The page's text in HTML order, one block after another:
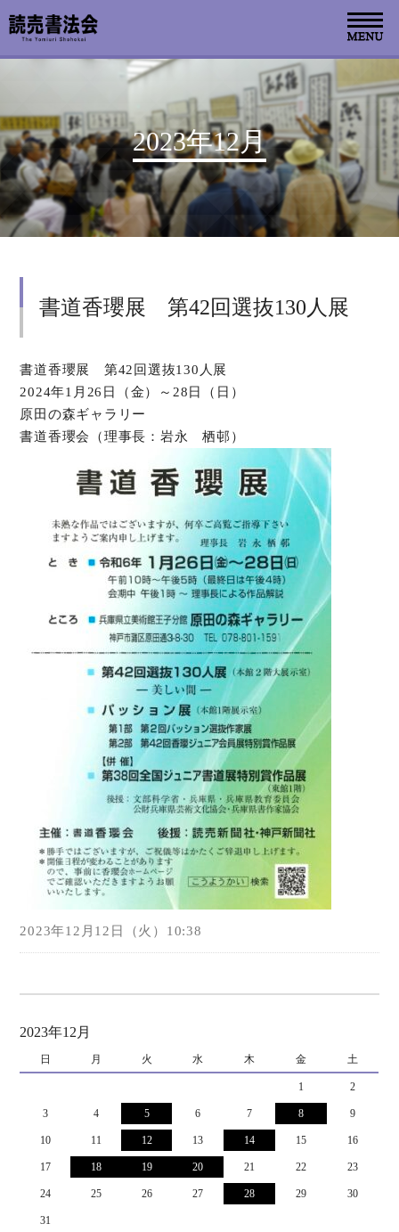
2023年12月
書道香瓔展 第42回選抜130人展
書道香瓔展 第42回選抜130人展
2024年1月26日（金）～28日（日）
原田の森ギャラリー
書道香瓔会（理事長：岩永 栖邨）
2023年12月12日（火）10:38
2023年12月
日 月 火 水 木 金 土
1 2
3 4 5 6 7 8 9
10 11 12 13 14 15 16
17 18 19 20 21 22 23
24 25 26 27 28 29 30
31
お知らせ
読売書法会について
読売書法展
関連書道展
デジタルアーカイブ
オンラインショップ
お問い合わせ